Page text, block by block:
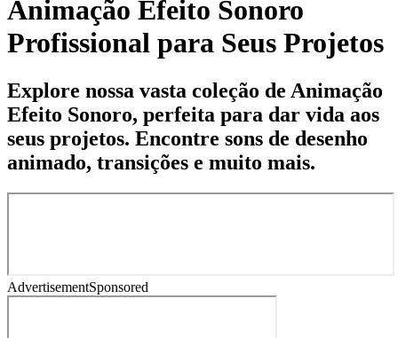
Animação Efeito Sonoro
Profissional para Seus Projetos
Explore nossa vasta coleção de Animação
Efeito Sonoro, perfeita para dar vida aos
seus projetos. Encontre sons de desenho
animado, transições e muito mais.
AdvertisementSponsored